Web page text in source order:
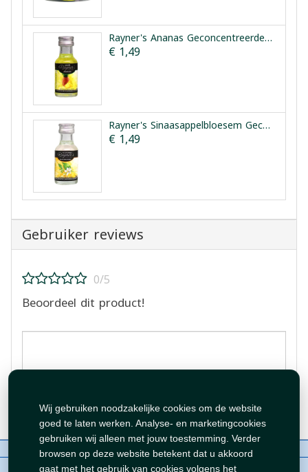
Wij gebruiken noodzakelijke cookies om de website
goed te laten werken. Analyse- en marketingcookies
gebruiken wij alleen met jouw toestemming. Verder
browsen op deze website betekent dat u akkoord
gaat met het gebruik van cookies volgens het
Rayner's Ananas Geconcentreerde Smaakessentie 25ml
€ 1,49
Rayner's Sinaasappelbloesem Geconcentreerde Smaakessentie 28ml
€ 1,49
Gebruiker reviews
0/5
Beoordeel dit product!
Beoordeling plaatsen
Over ons Beleid
WhatsAppen
auteursrechten©Tawfeer 2018-2026